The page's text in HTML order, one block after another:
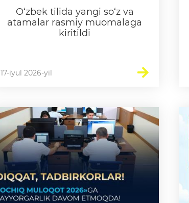
O‘zbek tilida yangi so‘z va
atamalar rasmiy muomalaga
kiritildi
17-iyul 2026-yil